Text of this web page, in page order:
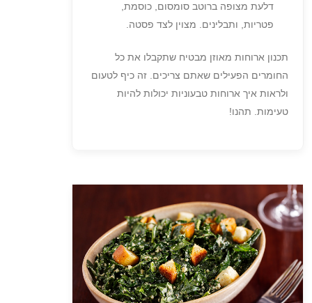
דלעת מצופה ברוטב סומסום, כוסמת,
פטריות, ותבלינים. מצוין לצד פסטה.
תכנון ארוחות מאוזן מבטיח שתקבלו את כל
החומרים הפעילים שאתם צריכים. זה כיף לטעום
ולראות איך ארוחות טבעוניות יכולות להיות
טעימות. תהנו!